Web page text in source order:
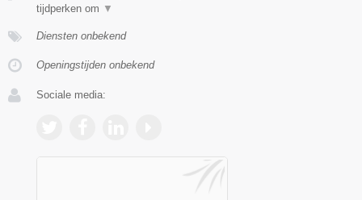
tijdperken om ▼
Diensten onbekend
Openingstijden onbekend
Sociale media: